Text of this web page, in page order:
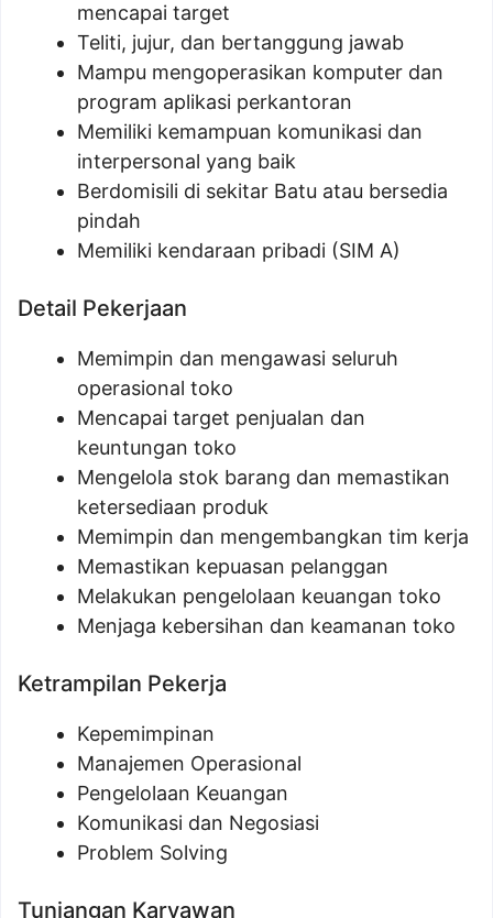
mencapai target
Teliti, jujur, dan bertanggung jawab
Mampu mengoperasikan komputer dan
program aplikasi perkantoran
Memiliki kemampuan komunikasi dan
interpersonal yang baik
Berdomisili di sekitar Batu atau bersedia
pindah
Memiliki kendaraan pribadi (SIM A)
Detail Pekerjaan
Memimpin dan mengawasi seluruh
operasional toko
Mencapai target penjualan dan
keuntungan toko
Mengelola stok barang dan memastikan
ketersediaan produk
Memimpin dan mengembangkan tim kerja
Memastikan kepuasan pelanggan
Melakukan pengelolaan keuangan toko
Menjaga kebersihan dan keamanan toko
Ketrampilan Pekerja
Kepemimpinan
Manajemen Operasional
Pengelolaan Keuangan
Komunikasi dan Negosiasi
Problem Solving
Tunjangan Karyawan